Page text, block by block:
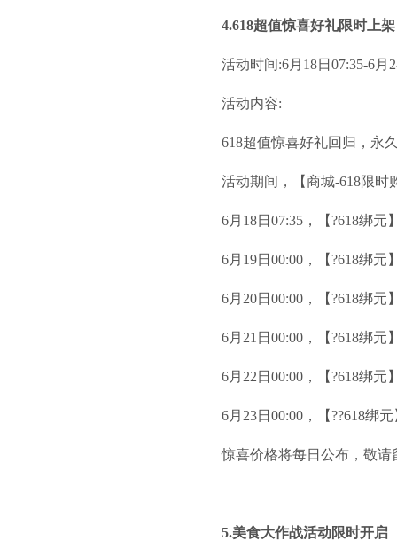
4.618超值惊喜好礼限时上架
活动时间:6月18日07:35-6月
活动内容:
618超值惊喜好礼回归，永
活动期间，【商城-618限时
6月18日07:35，【?618绑元
6月19日00:00，【?618绑元
6月20日00:00，【?618绑元
6月21日00:00，【?618绑元
6月22日00:00，【?618绑元
6月23日00:00，【??618绑
惊喜价格将每日公布，敬
5.美食大作战活动限时开启